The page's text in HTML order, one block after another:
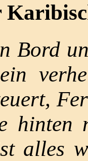
Bord
hinten
alles